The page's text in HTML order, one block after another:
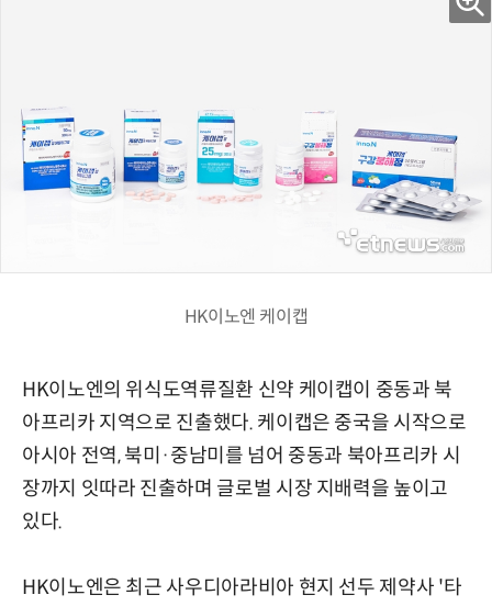
HK이노엔 케이캡
HK이노엔의 위식도역류질환 신약 케이캡이 중동과 북
아프리카 지역으로 진출했다. 케이캡은 중국을 시작으로
아시아 전역, 북미·중남미를 넘어 중동과 북아프리카 시
장까지 잇따라 진출하며 글로벌 시장 지배력을 높이고
있다.
HK이노엔은 최근 사우디아라비아 현지 선두 제약사 '타